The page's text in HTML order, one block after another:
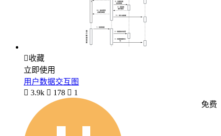
收藏
立即使用
用户数据交互图
 3.9k  178  1
免费